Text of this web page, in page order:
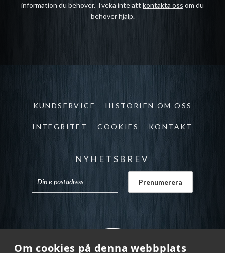
Om cookies på denna webbplats
information du behöver. Tveka inte att kontakta oss om du
behöver hjälp.
KUNDSERVICE HISTORIEN OM OSS
INTEGRITET COOKIES KONTAKT
NYHETSBREV